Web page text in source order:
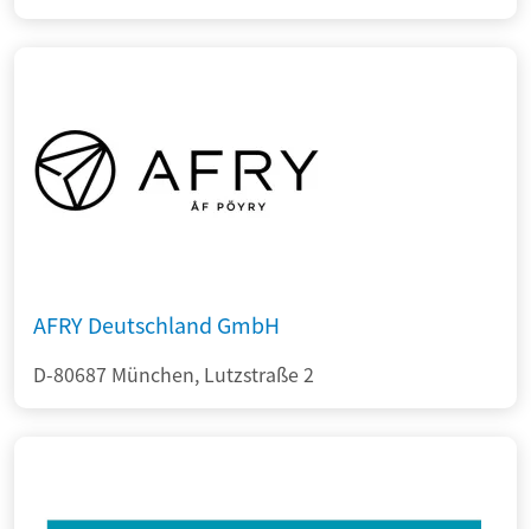
AFRY Deutschland GmbH
D-80687 München, Lutzstraße 2